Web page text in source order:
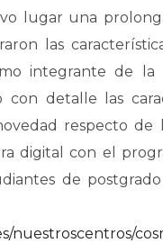
lugar una
las
integrante de la
con detalle las
respecto de
digital con el
de
nuestroscentros/